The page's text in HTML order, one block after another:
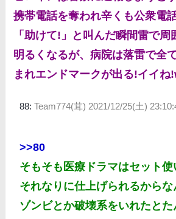
携帯電話を奪われ辛くも公衆電
「助けて!」と叫んだ瞬間雷で
明るくなるが、病院は落雷で全
まれエンドマークが出る!イイね
88:Team774(茸) 2021/12/25(土)
>>80
そもそも医療ドラマはセット
それなりに仕上げられるからな
ゾンビとか破壊系をいれたと